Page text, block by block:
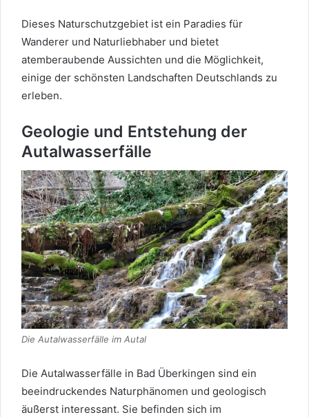
Dieses Naturschutzgebiet ist ein Paradies für
Wanderer und Naturliebhaber und bietet
atemberaubende Aussichten und die Möglichkeit,
einige der schönsten Landschaften Deutschlands zu
erleben.
Geologie und Entstehung der
Autalwasserfälle
Die Autalwasserfälle im Autal
Die Autalwasserfälle in Bad Überkingen sind ein
beeindruckendes Naturphänomen und geologisch
äußerst interessant. Sie befinden sich im